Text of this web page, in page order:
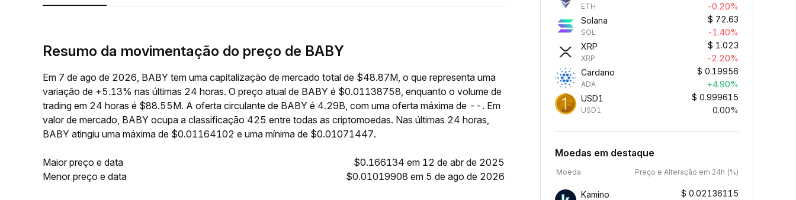
Resumo da movimentação do preço de BABY
Em 7 de ago de 2026, BABY tem uma capitalização de mercado total de $48.87M, o que representa uma
variação de +5.13% nas últimas 24 horas. O preço atual de BABY é $0.01138758, enquanto o volume de
trading em 24 horas é $88.55M. A oferta circulante de BABY é 4.29B, com uma oferta máxima de --. Em
valor de mercado, BABY ocupa a classificação 425 entre todas as criptomoedas. Nas últimas 24 horas,
BABY atingiu uma máxima de $0.01164102 e uma mínima de $0.01071447.
Maior preço e data
$0.166134 em 12 de abr de 2025
Menor preço e data
$0.01019908 em 5 de ago de 2026
ETH
-0.20%
Solana
SOL
$ 72.63
-1.40%
XRP
XRP
$ 1.023
-2.20%
Cardano
ADA
$ 0.19956
+4.90%
USD1
USD1
$ 0.999615
0.00%
Moedas em destaque
Moeda Preço e Alteração em 24h (%)
Kamino $ 0.02136115